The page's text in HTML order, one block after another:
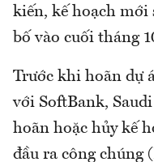
kiến, kế hoạch mới
bố vào cuối tháng
Trước khi hoãn dự
với SoftBank,
hoãn hoặc hủy kế
đầu ra công chúng